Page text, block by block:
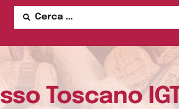
Toscano